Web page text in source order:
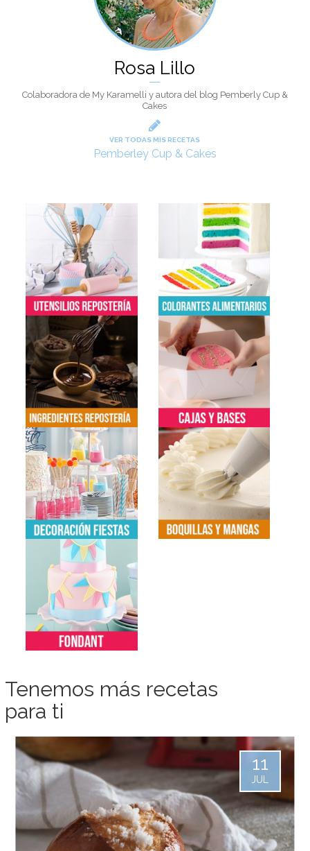
Rosa Lillo
Colaboradora de My Karamelli y autora del blog Pemberly Cup &
Cakes
VER TODAS MIS RECETAS
Pemberley Cup & Cakes
Tenemos más recetas
para ti
11
JUL